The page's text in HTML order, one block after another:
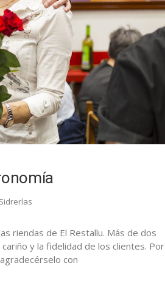
Sidrerías
riendas de El Restallu. Más de dos
y la fidelidad de los clientes. Por
con